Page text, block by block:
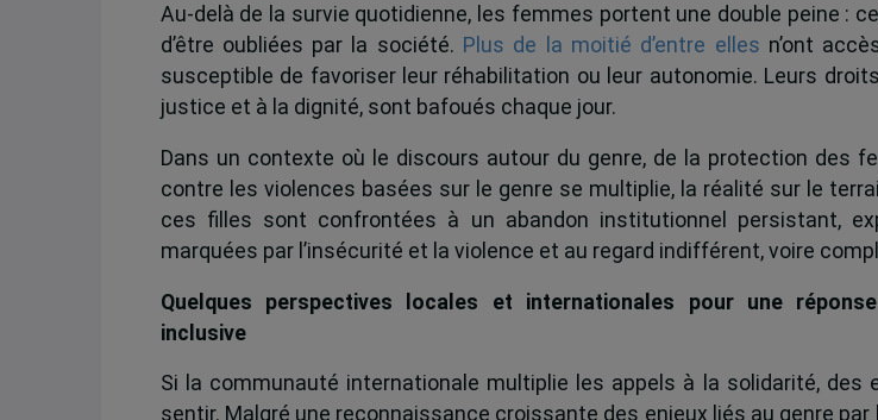
Au-delà de la survie quotidienne, les femmes portent une double peine :
d’être oubliées par la société. Plus de la moitié d’entre elles n’ont
susceptible de favoriser leur réhabilitation ou leur autonomie. Leurs
justice et à la dignité, sont bafoués chaque jour.
Dans un contexte où le discours autour du genre, de la protection des
contre les violences basées sur le genre se multiplie, la réalité sur le
ces filles sont confrontées à un abandon institutionnel persistant,
marquées par l’insécurité et la violence et au regard indifférent, voire
Quelques perspectives locales et internationales pour une
inclusive
Si la communauté internationale multiplie les appels à la solidarité,
sentir. Malgré une reconnaissance croissante des enjeux liés au genre